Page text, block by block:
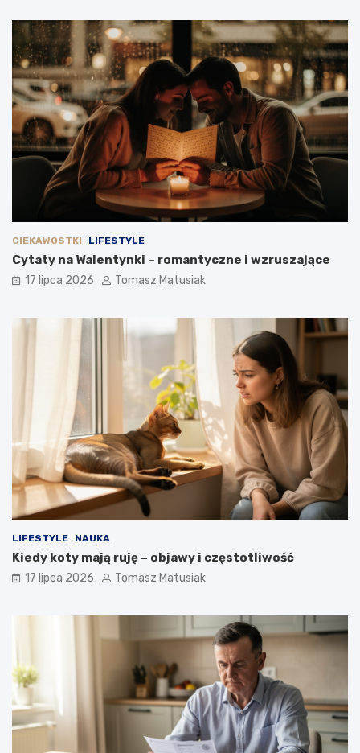
CIEKAWOSTKI LIFESTYLE
Cytaty na Walentynki – romantyczne i wzruszające
17 lipca 2026 Tomasz Matusiak
LIFESTYLE NAUKA
Kiedy koty mają ruję – objawy i częstotliwość
17 lipca 2026 Tomasz Matusiak